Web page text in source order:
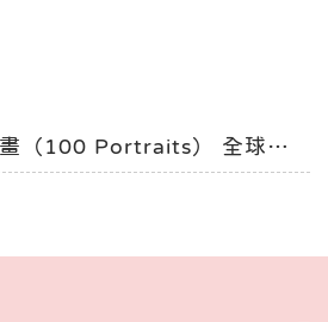
（100 Portraits） 全球年